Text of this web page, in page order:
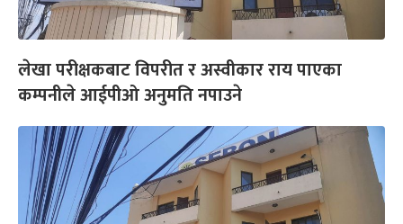
लेखा परीक्षकबाट विपरीत र अस्वीकार राय पाएका
कम्पनीले आईपीओ अनुमति नपाउने